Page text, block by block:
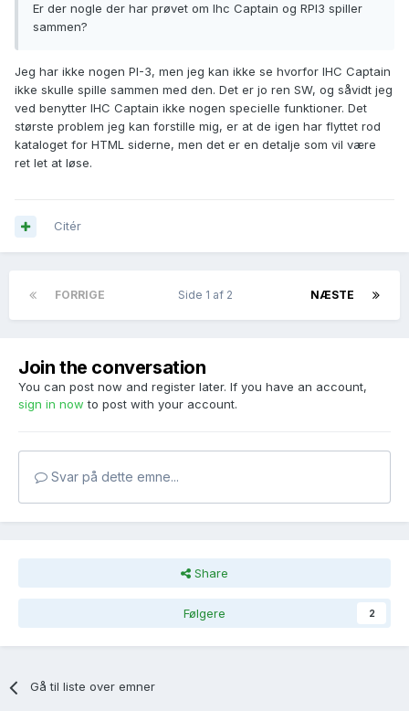
Er der nogle der har prøvet om Ihc Captain og RPI3 spiller
sammen?
Jeg har ikke nogen PI-3, men jeg kan ikke se hvorfor IHC Captain
ikke skulle spille sammen med den. Det er jo ren SW, og såvidt jeg
ved benytter IHC Captain ikke nogen specielle funktioner. Det
største problem jeg kan forstille mig, er at de igen har flyttet rod
kataloget for HTML siderne, men det er en detalje som vil være
ret let at løse.
Citér
FORRIGE NÆSTE
Side 1 af 2
Join the conversation
You can post now and register later. If you have an account,
sign in now to post with your account.
Svar på dette emne...
Share
Følgere 2
Gå til liste over emner